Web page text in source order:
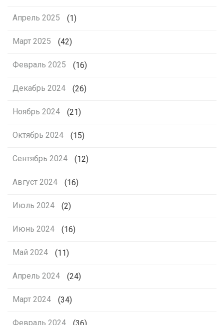
Апрель 2025 (1)
Март 2025 (42)
Февраль 2025 (16)
Декабрь 2024 (26)
Ноябрь 2024 (21)
Октябрь 2024 (15)
Сентябрь 2024 (12)
Август 2024 (16)
Июль 2024 (2)
Июнь 2024 (16)
Май 2024 (11)
Апрель 2024 (24)
Март 2024 (34)
Февраль 2024